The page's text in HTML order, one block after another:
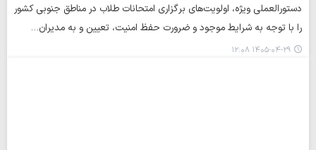
دستورالعملی ویژه، اولویت‌های برگزاری امتحانات طلاب در مناطق جنوبی کشور
را با توجه به شرایط موجود و ضرورت حفظ امنیت، تعیین و به مدیران…
۱۴۰۵-۰۴-۲۹ ۱۲:۰۸